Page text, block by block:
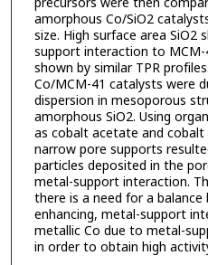
amorphous Co/SiO2
size. High surface area SiO2
support interaction to
shown by similar TPR
Co/MCM-41 catalysts were
dispersion in mesoporous
amorphous SiO2. Using
as cobalt acetate and
narrow pore supports
particles deposited in the
metal-support interaction.
there is a need for a
enhancing, metal-support
metallic Co due to metal-
in order to obtain high